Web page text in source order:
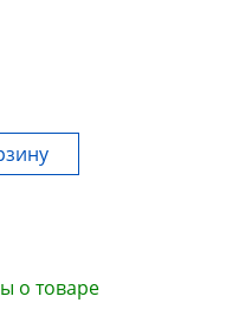
о товаре